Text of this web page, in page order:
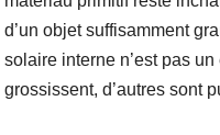
d’un objet suffisamment
solaire interne n’est pas
grossissent, d’autres sont